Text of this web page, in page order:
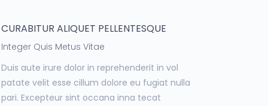
CURABITUR ALIQUET PELLENTESQUE
Integer Quis Metus Vitae
Duis aute irure dolor in reprehenderit in vol
patate velit esse cillum dolore eu fugiat nulla
pari. Excepteur sint occana inna tecat